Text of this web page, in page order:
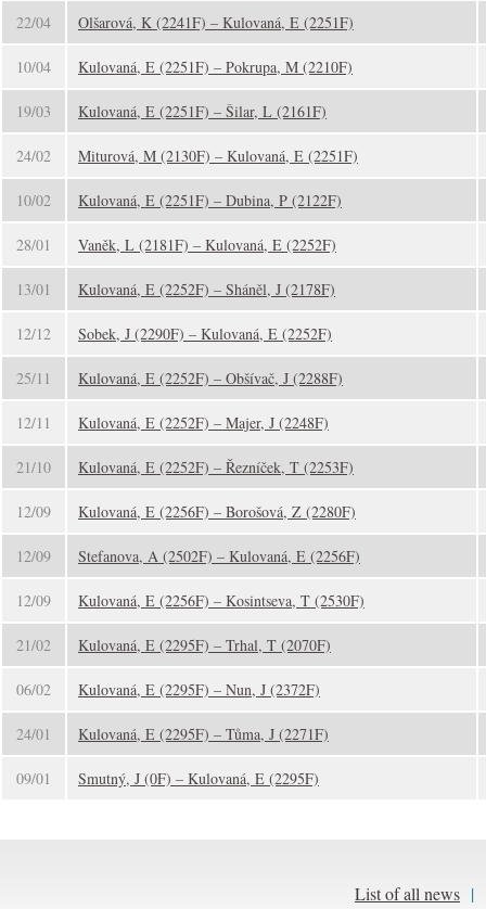
22/04 Olšarová, K (2241F) – Kulovaná, E (2251F)
10/04 Kulovaná, E (2251F) – Pokrupa, M (2210F)
19/03 Kulovaná, E (2251F) – Šilar, L (2161F)
24/02 Miturová, M (2130F) – Kulovaná, E (2251F)
10/02 Kulovaná, E (2251F) – Dubina, P (2122F)
28/01 Vaněk, L (2181F) – Kulovaná, E (2252F)
13/01 Kulovaná, E (2252F) – Sháněl, J (2178F)
12/12 Sobek, J (2290F) – Kulovaná, E (2252F)
25/11 Kulovaná, E (2252F) – Obšívač, J (2288F)
12/11 Kulovaná, E (2252F) – Majer, J (2248F)
21/10 Kulovaná, E (2252F) – Řezníček, T (2253F)
12/09 Kulovaná, E (2256F) – Borošová, Z (2280F)
12/09 Stefanova, A (2502F) – Kulovaná, E (2256F)
12/09 Kulovaná, E (2256F) – Kosintseva, T (2530F)
21/02 Kulovaná, E (2295F) – Trhal, T (2070F)
06/02 Kulovaná, E (2295F) – Nun, J (2372F)
24/01 Kulovaná, E (2295F) – Tůma, J (2271F)
09/01 Smutný, J (0F) – Kulovaná, E (2295F)
List of all news |